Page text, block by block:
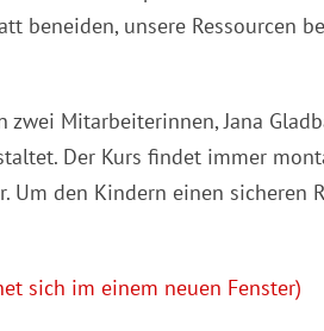
beneiden, unsere Ressourcen
zwei Mitarbeiterinnen, Jana
Der Kurs findet immer
Um den Kindern einen sicheren
sich im einem neuen Fenster)